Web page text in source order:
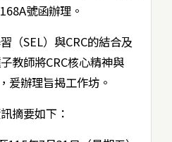
號函辦理。
（SEL）與CRC的結合及
教師將CRC核心精神與
爰辦理旨揭工作坊。
摘要如下：